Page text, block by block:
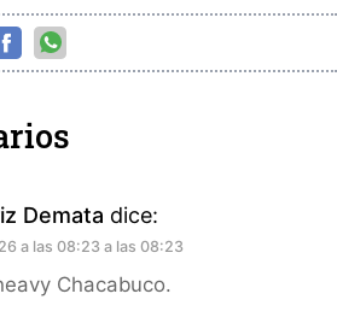
Demata dice:
a las 08:23 a las 08:23
Chacabuco.